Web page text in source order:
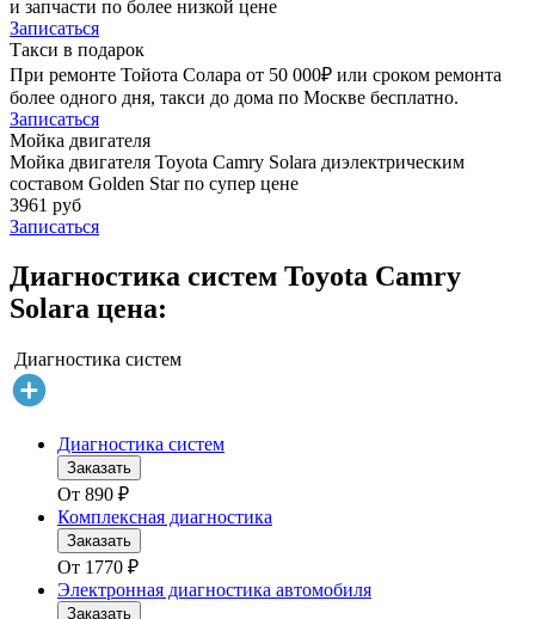
и запчасти по более низкой цене
Записаться
Такси в подарок
При ремонте Тойота Солара от 50 000₽ или сроком ремонта
более одного дня, такси до дома по Москве бесплатно.
Записаться
Мойка двигателя
Мойка двигателя Toyota Camry Solara диэлектрическим
составом Golden Star по супер цене
3961 руб
Записаться
Диагностика систем Toyota Camry
Solara цена:
Диагностика систем
Диагностика систем
Заказать
От 890 ₽
Комплексная диагностика
Заказать
От 1770 ₽
Электронная диагностика автомобиля
Заказать